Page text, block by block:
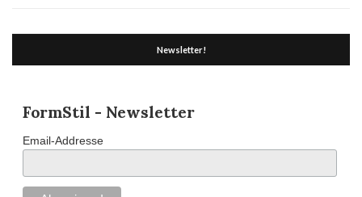
Newsletter!
FormStil - Newsletter
Email-Addresse